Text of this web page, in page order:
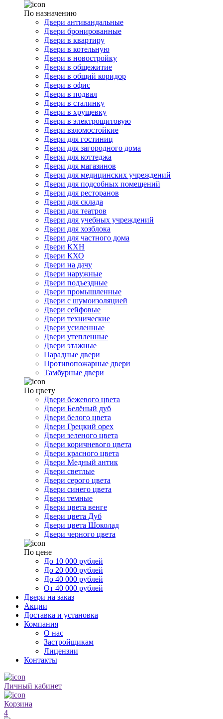
По назначению
Двери антивандальные
Двери бронированные
Двери в квартиру
Двери в котельную
Двери в новостройку
Двери в общежитие
Двери в общий коридор
Двери в офис
Двери в подвал
Двери в сталинку
Двери в хрущевку
Двери в электрощитовую
Двери взломостойкие
Двери для гостиниц
Двери для загородного дома
Двери для коттеджа
Двери для магазинов
Двери для медицинских учреждений
Двери для подсобных помещений
Двери для ресторанов
Двери для склада
Двери для театров
Двери для учебных учреждений
Двери для хозблока
Двери для частного дома
Двери КХН
Двери КХО
Двери на дачу
Двери наружные
Двери подъездные
Двери промышленные
Двери с шумоизоляцией
Двери сейфовые
Двери технические
Двери усиленные
Двери утепленные
Двери этажные
Парадные двери
Противопожарные двери
Тамбурные двери
По цвету
Двери бежевого цвета
Двери Белёный дуб
Двери белого цвета
Двери Грецкий орех
Двери зеленого цвета
Двери коричневого цвета
Двери красного цвета
Двери Медный антик
Двери светлые
Двери серого цвета
Двери синего цвета
Двери темные
Двери цвета венге
Двери цвета Дуб
Двери цвета Шоколад
Двери черного цвета
По цене
До 10 000 рублей
До 20 000 рублей
До 40 000 рублей
От 40 000 рублей
Двери на заказ
Акции
Доставка и установка
Компания
О нас
Застройщикам
Лицензии
Контакты
Личный кабинет
Корзина
4